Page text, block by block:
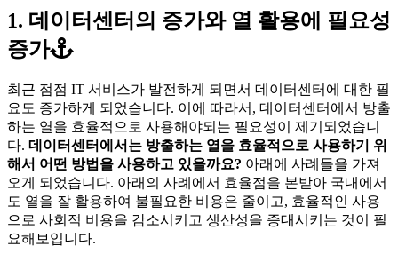
1. 데이터센터의 증가와 열 활용에 필요성
증가
최근 점점 IT 서비스가 발전하게 되면서 데이터센터에 대한 필
요도 증가하게 되었습니다. 이에 따라서, 데이터센터에서 방출
하는 열을 효율적으로 사용해야되는 필요성이 제기되었습니
다. 데이터센터에서는 방출하는 열을 효율적으로 사용하기 위
해서 어떤 방법을 사용하고 있을까요? 아래에 사례들을 가져
오게 되었습니다. 아래의 사례에서 효율점을 본받아 국내에서
도 열을 잘 활용하여 불필요한 비용은 줄이고, 효율적인 사용
으로 사회적 비용을 감소시키고 생산성을 증대시키는 것이 필
요해보입니다.